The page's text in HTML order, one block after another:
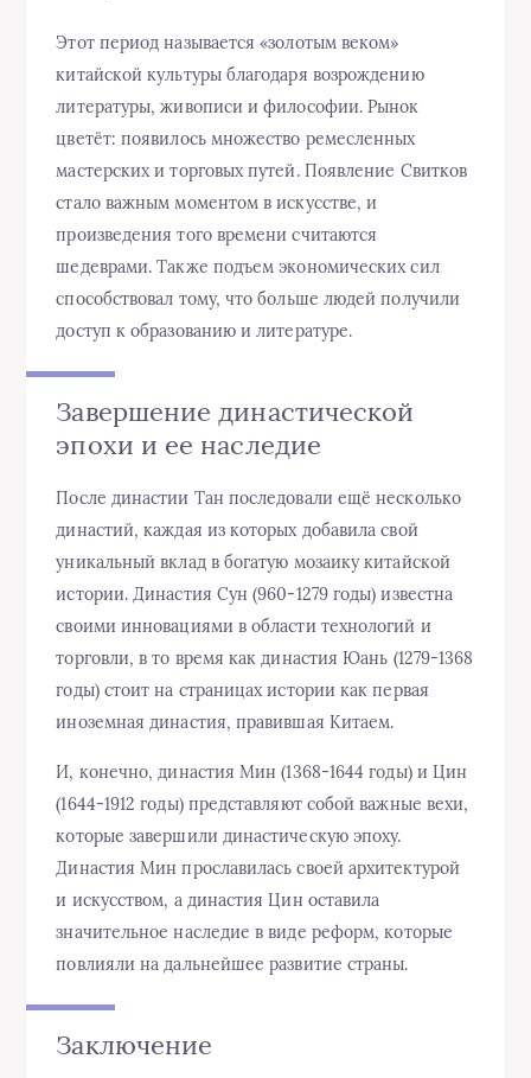
Этот период называется «золотым веком»
китайской культуры благодаря возрождению
литературы, живописи и философии. Рынок
цветёт: появилось множество ремесленных
мастерских и торговых путей. Появление Свитков
стало важным моментом в искусстве, и
произведения того времени считаются
шедеврами. Также подъем экономических сил
способствовал тому, что больше людей получили
доступ к образованию и литературе.
Завершение династической
эпохи и ее наследие
После династии Тан последовали ещё несколько
династий, каждая из которых добавила свой
уникальный вклад в богатую мозаику китайской
истории. Династия Сун (960-1279 годы) известна
своими инновациями в области технологий и
торговли, в то время как династия Юань (1279-1368
годы) стоит на страницах истории как первая
иноземная династия, правившая Китаем.
И, конечно, династия Мин (1368-1644 годы) и Цин
(1644-1912 годы) представляют собой важные вехи,
которые завершили династическую эпоху.
Династия Мин прославилась своей архитектурой
и искусством, а династия Цин оставила
значительное наследие в виде реформ, которые
повлияли на дальнейшее развитие страны.
Заключение